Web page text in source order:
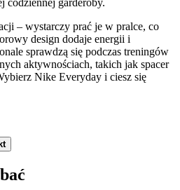
– wystarczy prać je w pralce, co
design dodaje energii i
sprawdzą się podczas treningów
aktywnościach, takich jak spacer
Nike Everyday i ciesz się